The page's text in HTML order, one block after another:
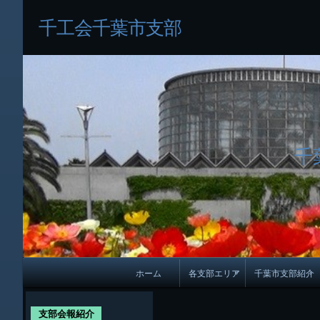
千工会千葉市支部
千
メ
イ
ン
ホーム 各支部エリア 千葉市支部紹介
支部会報紹介